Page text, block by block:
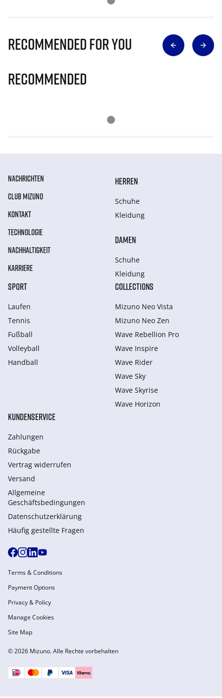
Recommended for you
Recommended
NACHRICHTEN
CLUB MIZUNO
KONTAKT
TECHNOLOGIE
NACHHALTIGKEIT
KARRIERE
HERREN
Schuhe
Kleidung
DAMEN
Schuhe
Kleidung
SPORT
Laufen
Tennis
Fußball
Volleyball
Handball
COLLECTIONS
Mizuno Neo Vista
Mizuno Neo Zen
Wave Rebellion Pro
Wave Inspire
Wave Rider
Wave Sky
Wave Skyrise
Wave Horizon
KUNDENSERVICE
Zahlungen
Rückgabe
Vertrag widerrufen
Versand
Allgemeine
Geschäftsbedingungen
Datenschutzerklärung
Häufig gestellte Fragen
© 2026 Mizuno. Alle Rechte vorbehalten
Terms & Conditions
Payment Options
Privacy & Policy
Manage Cookies
Site Map